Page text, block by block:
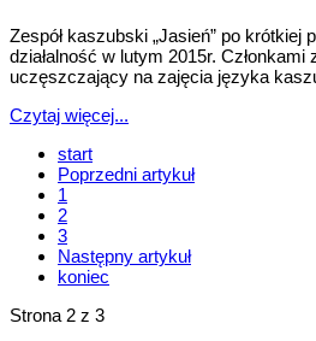
Zespół kaszubski „Jasień” po krótkiej
działalność w lutym 2015r. Członkami
uczęszczający na zajęcia języka
Czytaj więcej...
start
Poprzedni artykuł
1
2
3
Następny artykuł
koniec
Strona 2 z 3